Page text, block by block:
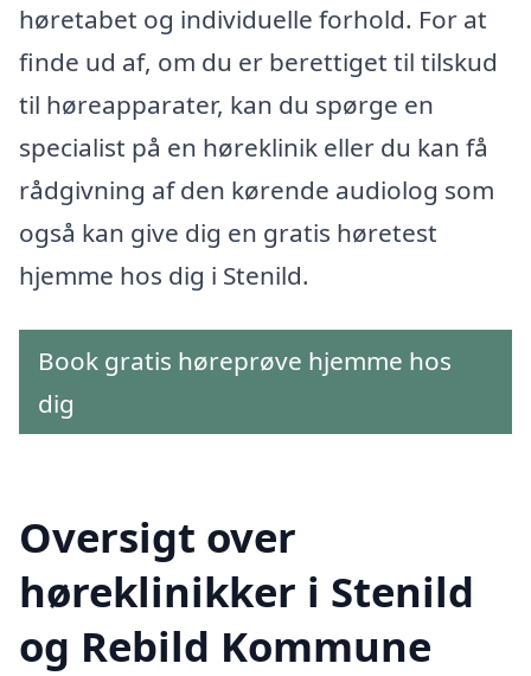
høretabet og individuelle forhold. For at
finde ud af, om du er berettiget til tilskud
til høreapparater, kan du spørge en
specialist på en høreklinik eller du kan få
rådgivning af den kørende audiolog som
også kan give dig en gratis høretest
hjemme hos dig i Stenild.
Book gratis høreprøve hjemme hos
dig
Oversigt over
høreklinikker i Stenild
og Rebild Kommune